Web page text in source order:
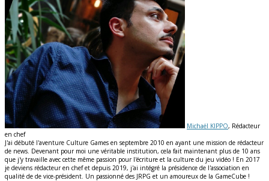
Michaël KIPPO, Rédacteur
en chef
J'ai débuté l'aventure Culture Games en septembre 2010 en ayant une mission de rédacteur
de news. Devenant pour moi une véritable institution, cela fait maintenant plus de 10 ans
que j'y travaille avec cette même passion pour l'écriture et la culture du jeu vidéo ! En 2017
je deviens rédacteur en chef et depuis 2019, j'ai intégré la présidence de l'association en
qualité de de vice-président. Un passionné des JRPG et un amoureux de la GameCube !